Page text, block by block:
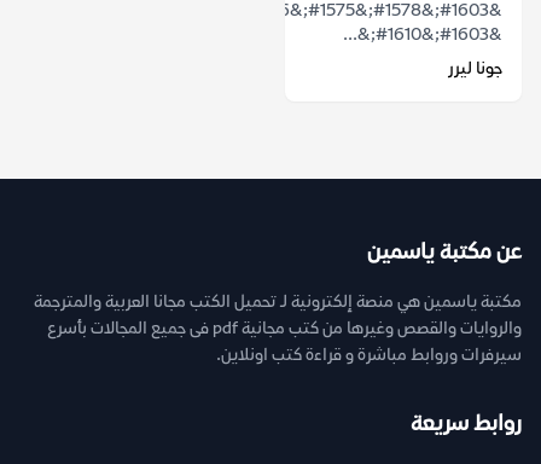
&#1603;&#1610;&...
جونا ليرر
عن مكتبة ياسمين
مكتبة ياسمين هي منصة إلكترونية لـ تحميل الكتب مجانا العربية والمترجمة
والروايات والقصص وغيرها من كتب مجانية pdf فى جميع المجالات بأسرع
سيرفرات وروابط مباشرة و قراءة كتب اونلاين.
روابط سريعة